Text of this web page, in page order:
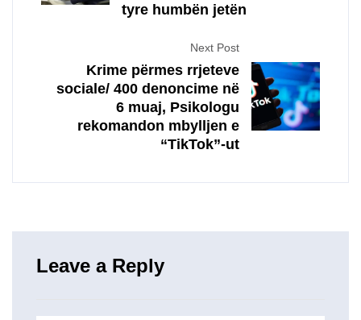
tyre humbën jetën
Next Post
Krime përmes rrjeteve
sociale/ 400 denoncime në
6 muaj, Psikologu
rekomandon mbylljen e
“TikTok”-ut
Leave a Reply